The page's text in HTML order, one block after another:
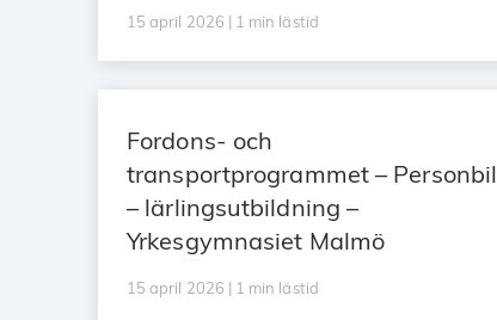
15 april 2026 | 1 min lästid
Fordons- och
transportprogrammet – Personbil
– lärlingsutbildning –
Yrkesgymnasiet Malmö
15 april 2026 | 1 min lästid